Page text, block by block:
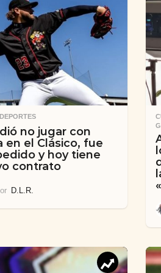
,DEPORTES
no jugar con
en el Clásico, fue
y hoy tiene
contrato
D.L.R.